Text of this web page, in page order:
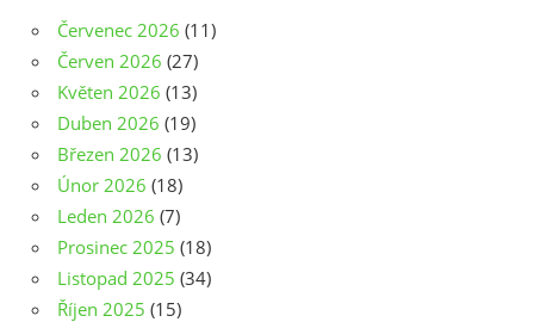
Červenec 2026 (11)
Červen 2026 (27)
Květen 2026 (13)
Duben 2026 (19)
Březen 2026 (13)
Únor 2026 (18)
Leden 2026 (7)
Prosinec 2025 (18)
Listopad 2025 (34)
Říjen 2025 (15)